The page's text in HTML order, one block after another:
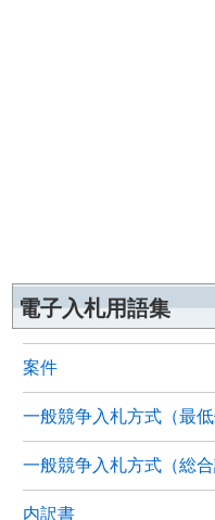
電子入札用語集
案件
一般競争入札方式（最低
一般競争入札方式（総合
内訳書